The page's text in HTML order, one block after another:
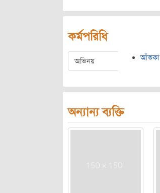
কর্মপরিধি
অভিনয় আঁতকা
অন্যান্য ব্যক্তি